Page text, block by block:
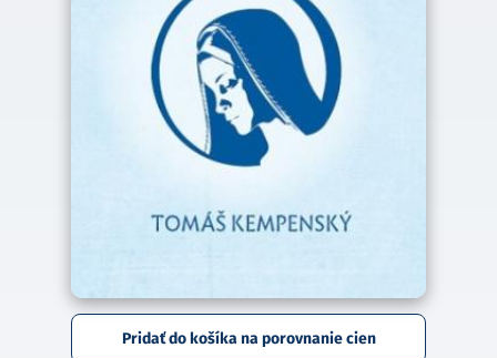
Pridať do košíka na porovnanie cien